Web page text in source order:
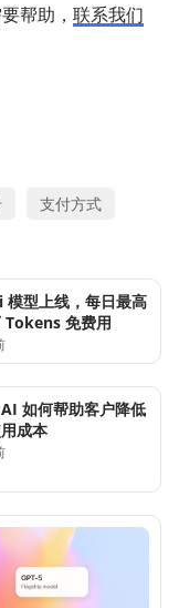
帮助， 联系我们
支付方式
型上线，每日最高
Tokens 免费用
如何帮助客户降低
成本